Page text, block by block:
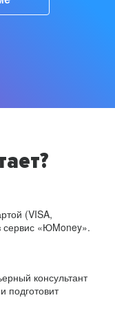
(VISA,
«ЮMoney».
консультант
подготовит